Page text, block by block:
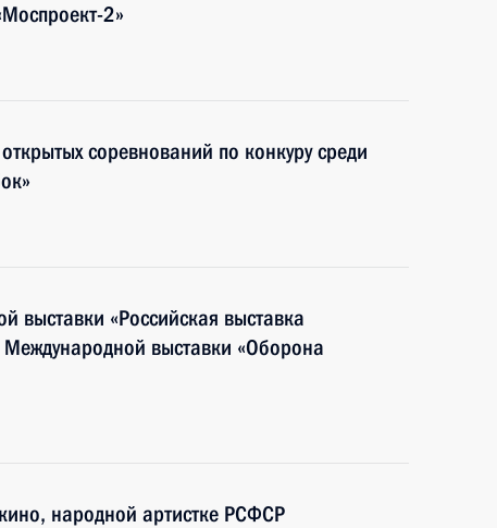
2»
соревнований по конкуру среди
выставки «Российская выставка
выставки «Оборона
народной артистке РСФСР